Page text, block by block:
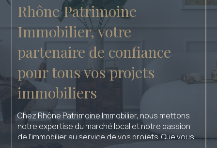
Rhône Patrimoine
Immobilier, votre
partenaire de confiance
pour tous vos projets
immobiliers
Chez Rhône Patrimoine Immobilier, nous mettons
notre expertise du marché local et notre passion
de l’immobilier au service de vos projets. Que vous